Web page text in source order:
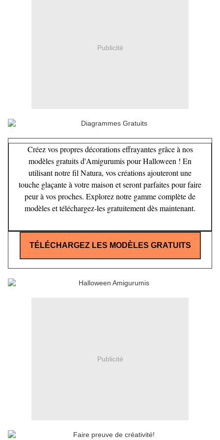
Publicité
Créez vos propres décorations effrayantes grâce à nos
modèles gratuits d'Amigurumis pour Halloween ! En
utilisant notre fil Natura, vos créations ajouteront une
touche glaçante à votre maison et seront parfaites pour faire
peur à vos proches. Explorez notre gamme complète de
modèles et téléchargez-les gratuitement dès maintenant.
TÉLÉCHARGEZ LES MODÈLES GRATUITS
Publicité